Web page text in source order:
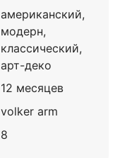
американский,
модерн,
классический,
арт-деко
12 месяцев
volker arm
8